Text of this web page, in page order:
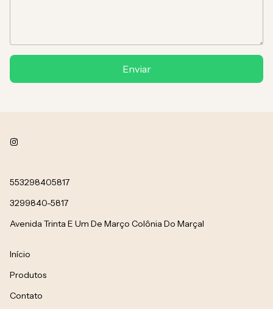
Enviar
553298405817
3299840-5817
Avenida Trinta E Um De Março Colônia Do Marçal
Início
Produtos
Contato